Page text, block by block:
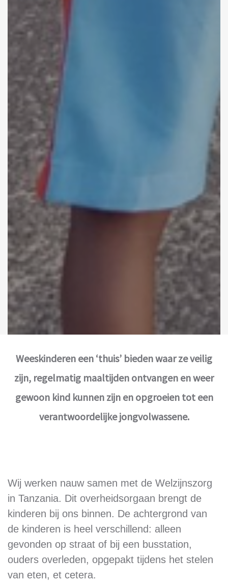
Weeskinderen een ‘thuis’ bieden waar ze veilig
zijn, regelmatig maaltijden ontvangen en weer
gewoon kind kunnen zijn en opgroeien tot een
verantwoordelijke jongvolwassene.
Wij werken nauw samen met de Welzijnszorg
in Tanzania. Dit overheidsorgaan brengt de
kinderen bij ons binnen. De achtergrond van
de kinderen is heel verschillend: alleen
gevonden op straat of bij een busstation,
ouders overleden, opgepakt tijdens het stelen
van eten, et cetera.